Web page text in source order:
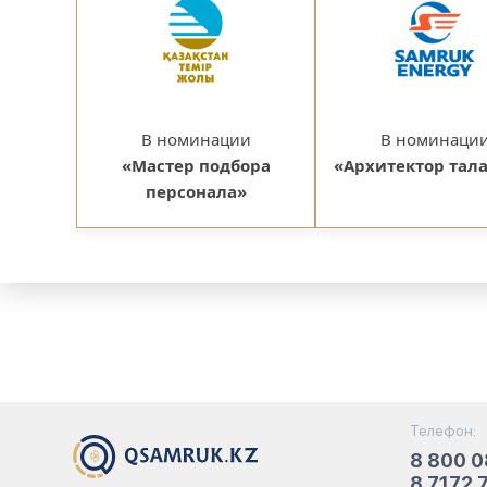
В номинации
«Мастер подбора
персонала»
В
«Архитектор
Телефон:
8 800